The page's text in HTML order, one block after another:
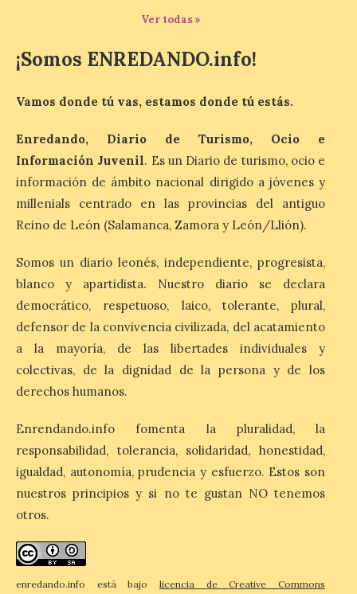
internacional que se
gallega de Merza, dedicado a la marimba y
este domingo, […]
MADO Madrid Orgullo
2026 vuelve a situarse
como uno de los
principales motores
económicos y turísticos de
9 Ago 2026
El gasto total aumentó un
1,4 % respecto al año
pasado y un 4,6 % frente a
categorías, el alojamiento
turístico concentró la mayor parte del
Ver todas »
¡Somos ENREDANDO.info!
Vamos donde tú vas, estamos donde tú estás.
Enredando, Diario de Turismo, Ocio e
Información Juvenil. Es un Diario de turismo, ocio e
información de ámbito nacional dirigido a jóvenes y
millenials centrado en las provincias del antiguo
Reino de León (Salamanca, Zamora y León/Llión).
Somos un diario leonés, independiente, progresista,
blanco y apartidista. Nuestro diario se declara
democrático, respetuoso, laico, tolerante, plural,
defensor de la convivencia civilizada, del acatamiento
a la mayoría, de las libertades individuales y
colectivas, de la dignidad de la persona y de los
derechos humanos.
Enrendando.info fomenta la pluralidad, la
responsabilidad, tolerancia, solidaridad, honestidad,
igualdad, autonomía, prudencia y esfuerzo. Estos son
nuestros principios y si no te gustan NO tenemos
otros.
enredando.info está bajo licencia de Creative Commons